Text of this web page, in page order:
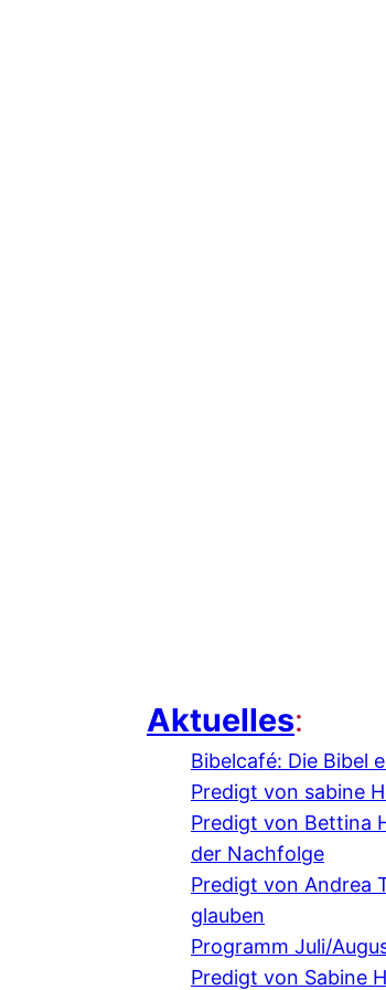
Aktuelles:
Bibelcafé: Die Bibel
Predigt von sabine
Predigt von Bettina
der Nachfolge
Predigt von Andrea
glauben
Programm Juli/
Predigt von Sabine